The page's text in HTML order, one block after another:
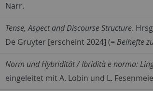
Narr.
Tense, Aspect and Discourse Structure.
De Gruyter [erscheint 2024] (= Beihefte
Norm und Hybridität / Ibridità e norma:
eingeleitet mit A. Lobin und L.